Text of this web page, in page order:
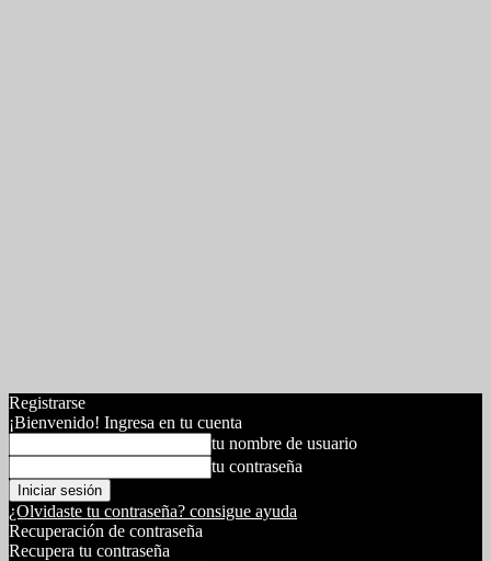
Registrarse
¡Bienvenido! Ingresa en tu cuenta
tu nombre de usuario
tu contraseña
¿Olvidaste tu contraseña? consigue ayuda
Recuperación de contraseña
Recupera tu contraseña